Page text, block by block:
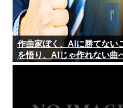
数年しまっておいたマ
としたら...
後藤真希さん(41)エチ
NISA民、『オルカン
作曲家ぼく、AIに勝てない
を悟り、AIじゃ作れない曲
を切ることを決断